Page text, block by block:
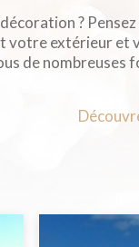
? Pensez
extérieur et
de